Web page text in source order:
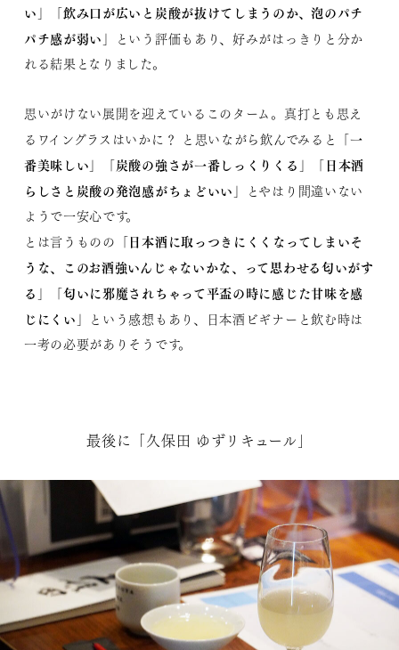
い」「飲み口が広いと炭酸が抜けてしまうのか、泡のパチ
パチ感が弱い」
という評価もあり、好みがはっきりと分か
れる結果となりました。
思いがけない展開を迎えているこのターム。真打とも思え
るワイングラスはいかに？ と思いながら飲んでみると
「一
番美味しい」「炭酸の強さが一番しっくりくる」「日本酒
らしさと炭酸の発泡感がちょどいい」
とやはり間違いない
ようで一安心です。
とは言うものの
「日本酒に取っつきにくくなってしまいそ
うな、このお酒強いんじゃないかな、って思わせる匂いがす
る」「匂いに邪魔されちゃって平盃の時に感じた甘味を感
じにくい」
という感想もあり、日本酒ビギナーと飲む時は
一考の必要がありそうです。
最後に「久保田 ゆずリキュール」